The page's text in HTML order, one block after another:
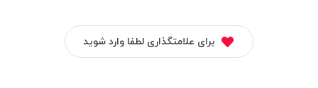
برای علامتگذاری لطفا وارد شوید